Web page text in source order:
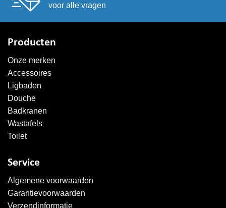
voor alle vragen
Producten
Onze merken
Accessoires
Ligbaden
Douche
Badkranen
Wastafels
Toilet
Service
Algemene voorwaarden
Garantievoorwaarden
Verzendinformatie